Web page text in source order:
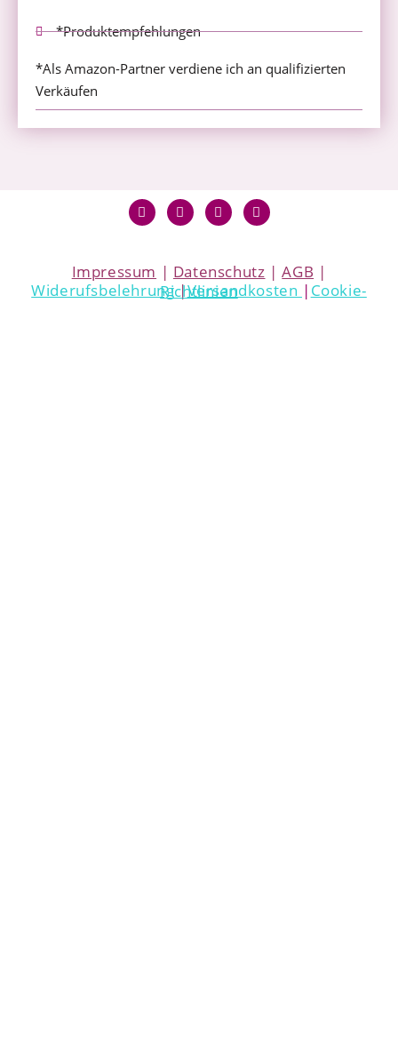
*Produktempfehlungen
*Als Amazon-Partner verdiene ich an qualifizierten
Verkäufen
Impressum | Datenschutz |AGB |
Widerufsbelehrung|Versandkosten |
Cookie-Richtlinien